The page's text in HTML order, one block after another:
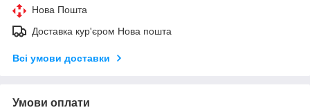
Нова Пошта
Доставка кур'єром Нова пошта
Всі умови доставки
Умови оплати